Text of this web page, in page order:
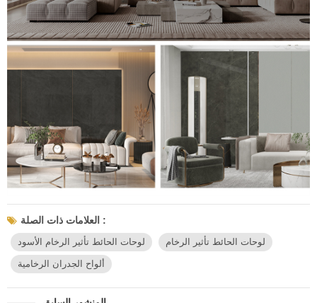
العلامات ذات الصلة :
لوحات الحائط تأثير الرخام الأسود لوحات الحائط تأثير الرخام
ألواح الجدران الرخامية